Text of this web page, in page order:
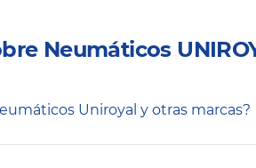
Neumáticos
Uniroyal y otras marcas?